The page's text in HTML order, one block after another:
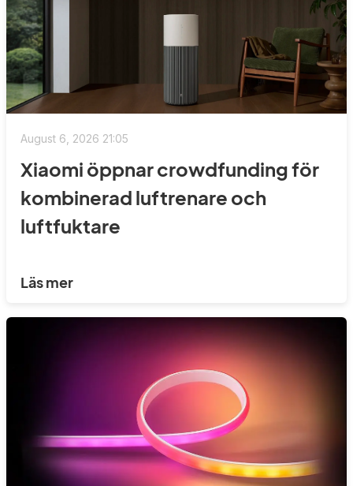
August 6, 2026 21:05
Xiaomi öppnar crowdfunding för
kombinerad luftrenare och
luftfuktare
Läs mer